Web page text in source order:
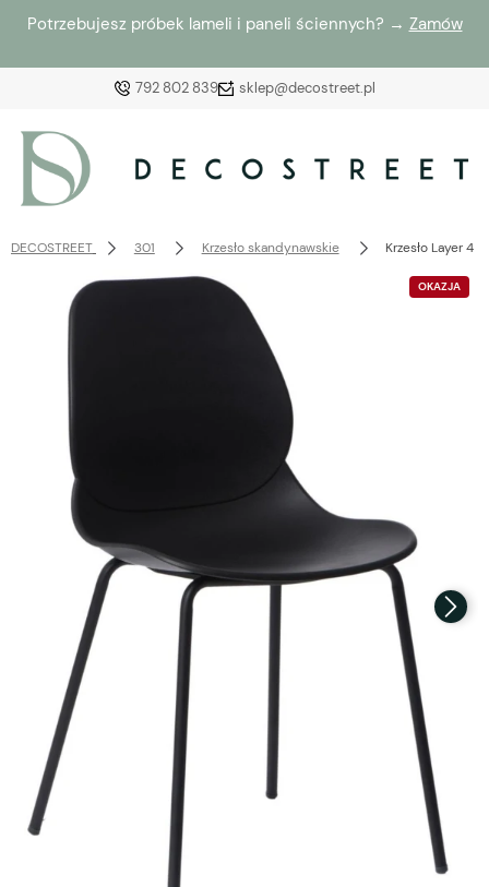
Potrzebujesz próbek lameli i paneli ściennych? → Zamów
792 802 839 sklep@decostreet.pl
Wybierz coś dla siebie z naszej aktualnej oferty lub
zaloguj się, aby przywrócić dodane produkty do listy
z poprzedniej sesji.
DECOSTREET 301 Krzesło skandynawskie Krzesło Layer 4
OKAZJA